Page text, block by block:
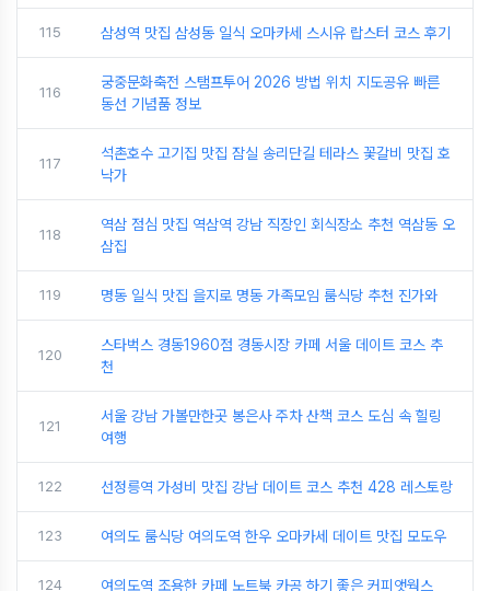
115 삼성역 맛집 삼성동 일식 오마카세 스시유 랍스터 코스 후기
116
궁중문화축전 스탬프투어 2026 방법 위치 지도공유 빠른
동선 기념품 정보
117
석촌호수 고기집 맛집 잠실 송리단길 테라스 꽃갈비 맛집 호
낙가
118
역삼 점심 맛집 역삼역 강남 직장인 회식장소 추천 역삼동 오
삼집
119 명동 일식 맛집 을지로 명동 가족모임 룸식당 추천 진가와
120
스타벅스 경동1960점 경동시장 카페 서울 데이트 코스 추
천
121
서울 강남 가볼만한곳 봉은사 주차 산책 코스 도심 속 힐링
여행
122 선정릉역 가성비 맛집 강남 데이트 코스 추천 428 레스토랑
123 여의도 룸식당 여의도역 한우 오마카세 데이트 맛집 모도우
124 여의도역 조용한 카페 노트북 카공 하기 좋은 커피앳웍스